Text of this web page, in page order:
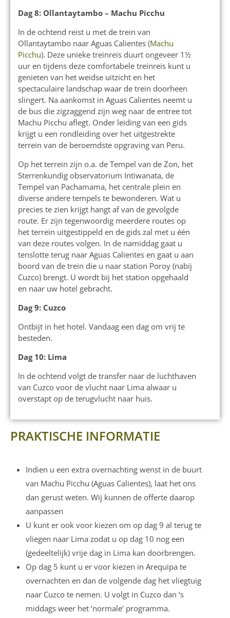
Dag 8: Ollantaytambo – Machu Picchu
In de ochtend reist u met de trein van
Ollantaytambo naar Aguas Calientes (Machu
Picchu). Deze unieke treinreis duurt ongeveer 1½
uur en tijdens deze comfortabele treinreis kunt u
genieten van het weidse uitzicht en het
spectaculaire landschap waar de trein doorheen
slingert. Na aankomst in Aguas Calientes neemt u
de bus die zigzaggend zijn weg naar de entree tot
Machu Picchu aflegt. Onder leiding van een gids
krijgt u een rondleiding over het uitgestrekte
terrein van de beroemdste opgraving van Peru.
Op het terrein zijn o.a. de Tempel van de Zon, het
Sterrenkundig observatorium Intiwanata, de
Tempel van Pachamama, het centrale plein en
diverse andere tempels te bewonderen. Wat u
precies te zien krijgt hangt af van de gevolgde
route. Er zijn tegenwoordig meerdere routes op
het terrein uitgestippeld en de gids zal met u één
van deze routes volgen. In de namiddag gaat u
tenslotte terug naar Aguas Calientes en gaat u aan
boord van de trein die u naar station Poroy (nabij
Cuzco) brengt. U wordt bij het station opgehaald
en naar uw hotel gebracht.
Dag 9: Cuzco
Ontbijt in het hotel. Vandaag een dag om vrij te
besteden.
Dag 10: Lima
In de ochtend volgt de transfer naar de luchthaven
van Cuzco voor de vlucht naar Lima alwaar u
overstapt op de terugvlucht naar huis.
PRAKTISCHE INFORMATIE
Indien u een extra overnachting wenst in de buurt
van Machu Picchu (Aguas Calientes), laat het ons
dan gerust weten. Wij kunnen de offerte daarop
aanpassen
U kunt er ook voor kiezen om op dag 9 al terug te
vliegen naar Lima zodat u op dag 10 nog een
(gedeeltelijk) vrije dag in Lima kan doorbrengen.
Op dag 5 kunt u er voor kiezen in Arequipa te
overnachten en dan de volgende dag het vliegtuig
naar Cuzco te nemen. U volgt in Cuzco dan ‘s
middags weer het ‘normale’ programma.